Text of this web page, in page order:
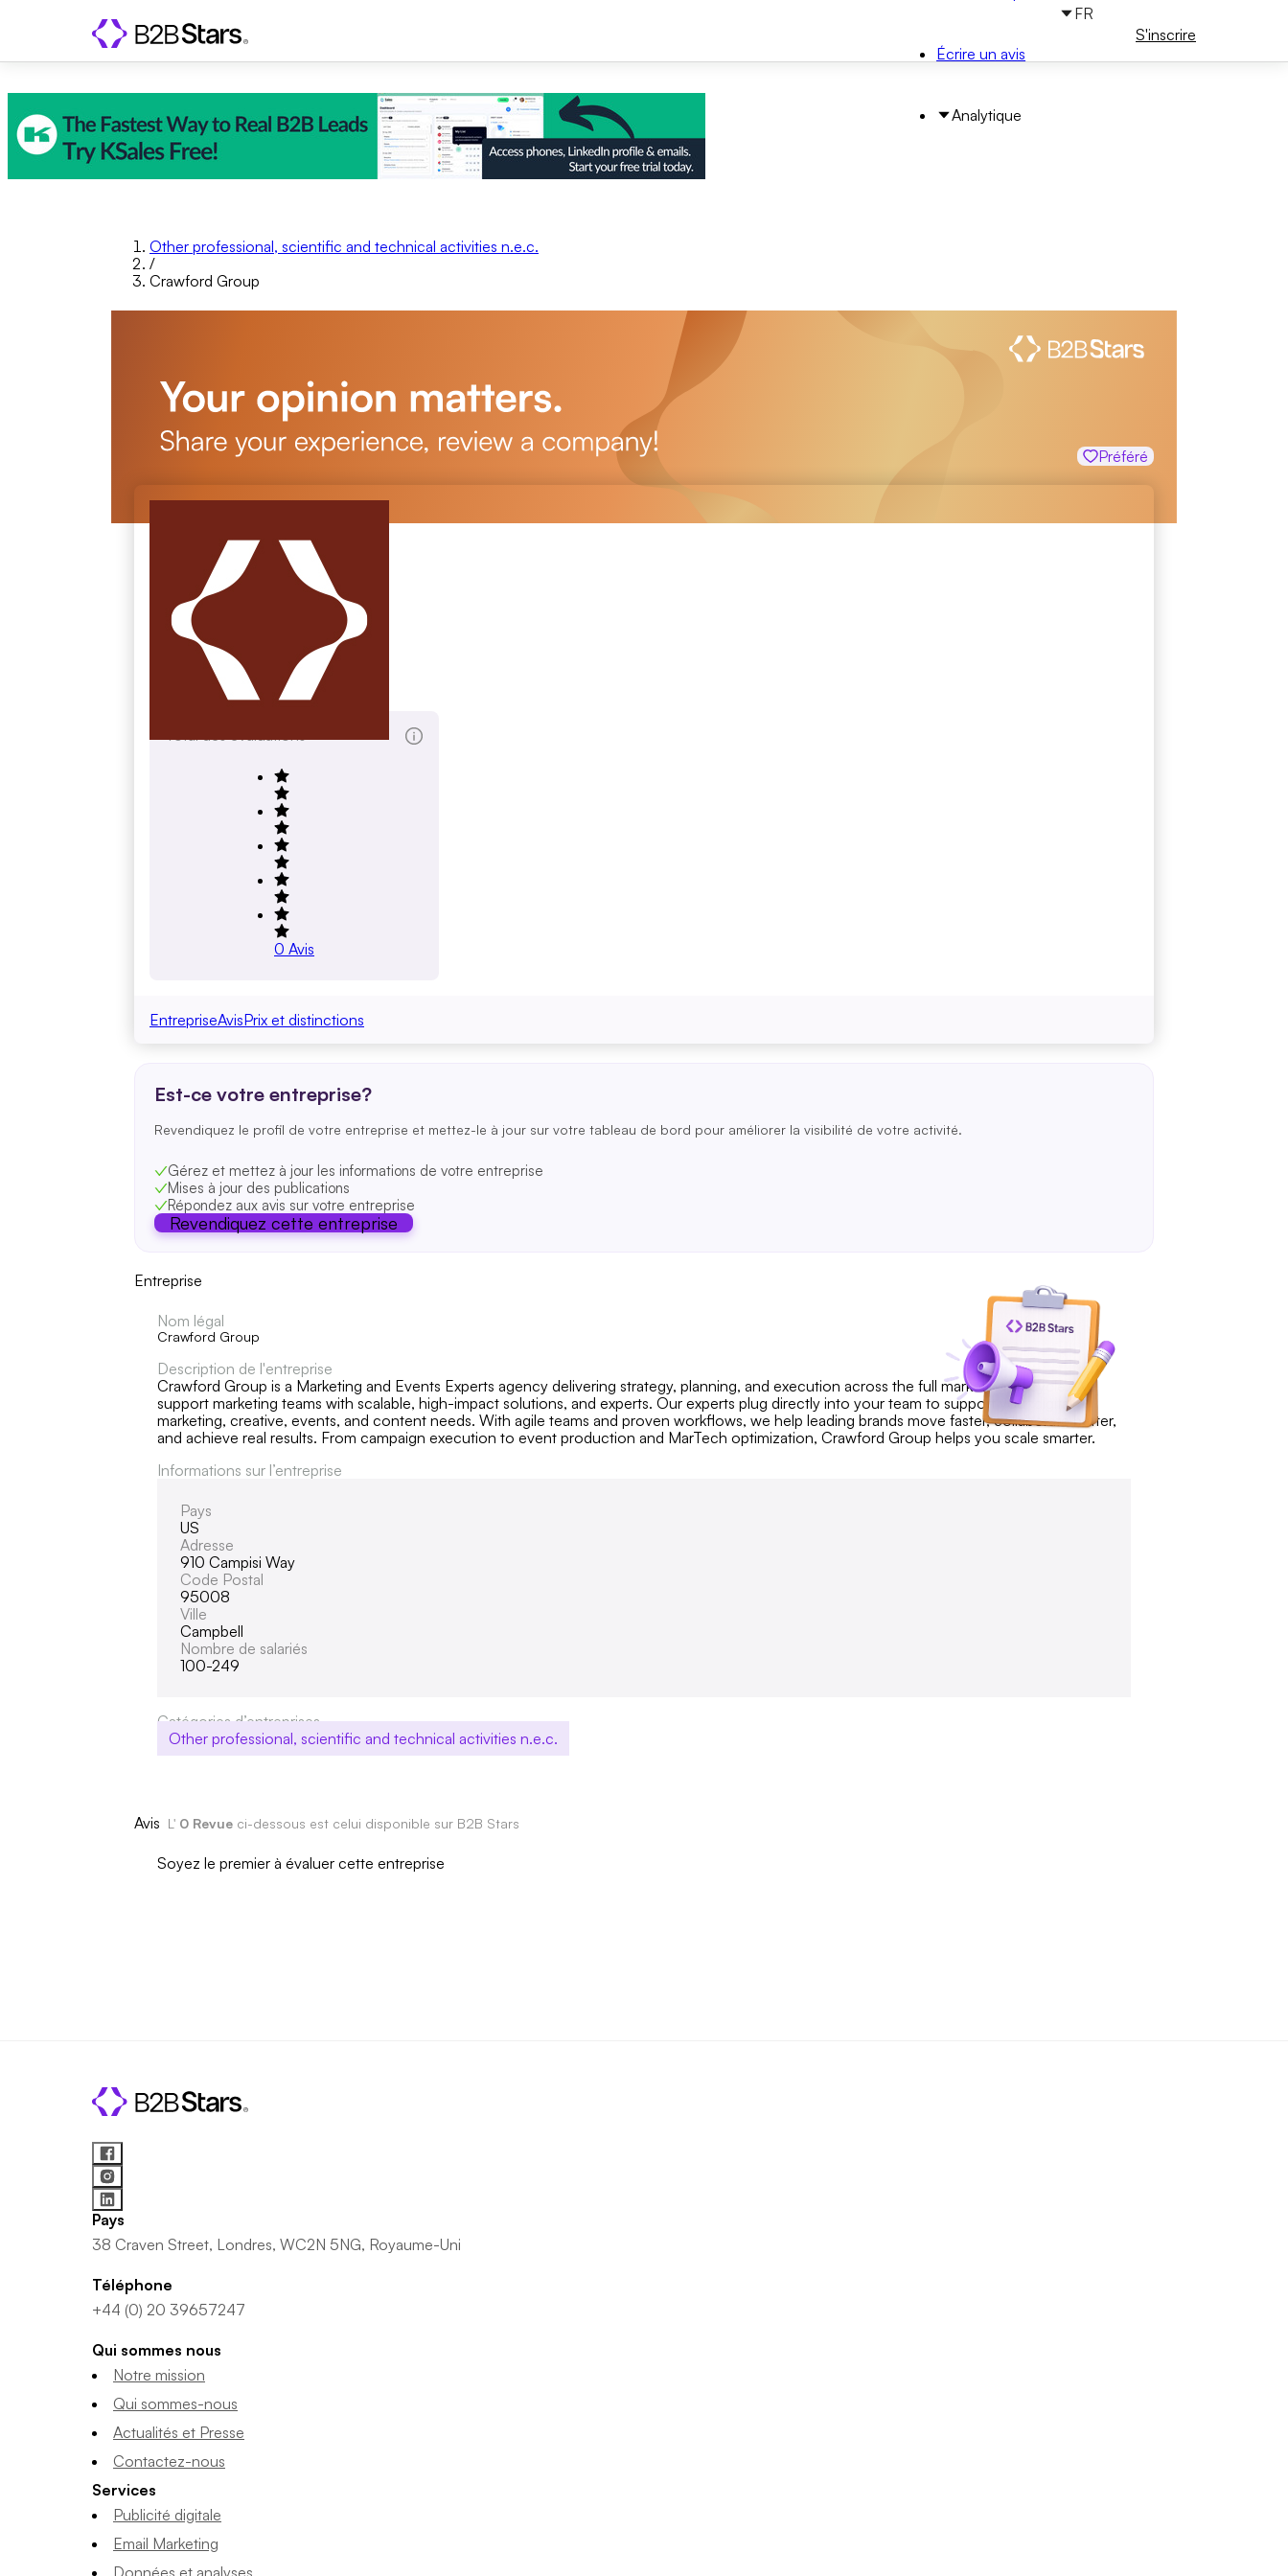
Écrire un avis
Analytique
FR
S'inscrire
Other professional, scientific and technical activities n.e.c.
/
Crawford Group
Préféré
Crawford Group
crawfordgroup.com
Total des évaluations
0 Avis
EntrepriseAvisPrix et distinctions
Est-ce votre entreprise?
Revendiquez le profil de votre entreprise et mettez-le à jour sur votre tableau de bord pour améliorer la visibilité de votre activité.
Gérez et mettez à jour les informations de votre entreprise
Mises à jour des publications
Répondez aux avis sur votre entreprise
Revendiquez cette entreprise
Entreprise
Nom légal
Crawford Group
Description de l'entreprise
Crawford Group is a Marketing and Events Experts agency delivering strategy, planning, and execution across the full marketing lifecycle. We
support marketing teams with scalable, high-impact solutions, and experts. Our experts plug directly into your team to support your digital
marketing, creative, events, and content needs. With agile teams and proven workflows, we help leading brands move faster, collaborate better,
and achieve real results. From campaign execution to event production and MarTech optimization, Crawford Group helps you scale smarter.
Informations sur l’entreprise
Pays
US
Adresse
910 Campisi Way
Code Postal
95008
Ville
Campbell
Nombre de salariés
100-249
Catégories d’entreprises
Other professional, scientific and technical activities n.e.c.
Avis L' 0 Revue ci-dessous est celui disponible sur B2B Stars
Soyez le premier à évaluer cette entreprise
Pays
38 Craven Street, Londres, WC2N 5NG, Royaume-Uni
Téléphone
+44 (0) 20 39657247
Qui sommes nous
Notre mission
Qui sommes-nous
Actualités et Presse
Contactez-nous
Services
Publicité digitale
Email Marketing